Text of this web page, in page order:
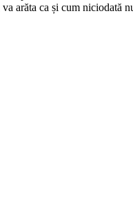
arăta ca și cum niciodată